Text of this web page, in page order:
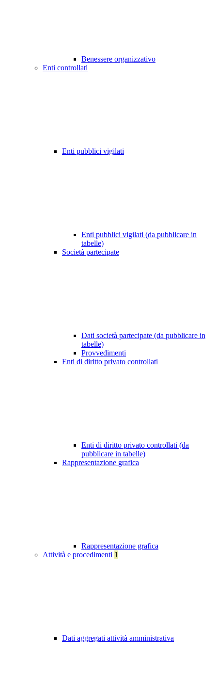
Benessere organizzativo
Enti controllati
Enti pubblici vigilati
Enti pubblici vigilati (da pubblicare in
tabelle)
Società partecipate
Dati società partecipate (da pubblicare in
tabelle)
Provvedimenti
Enti di diritto privato controllati
Enti di diritto privato controllati (da
pubblicare in tabelle)
Rappresentazione grafica
Rappresentazione grafica
Attività e procedimenti 1
Dati aggregati attività amministrativa